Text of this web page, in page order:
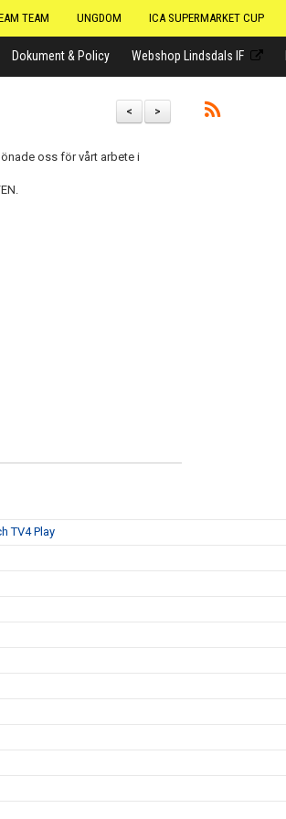
TEAM UNGDOM ICA SUPERMARKET CUP
Dokument & Policy Webshop Lindsdals IF
>
<
oss för vårt arbete i
TV4 Play